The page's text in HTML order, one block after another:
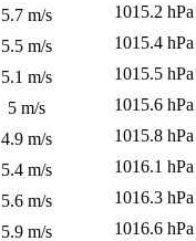
5.7 m/s
1015.2 hPa
5.5 m/s
1015.4 hPa
5.1 m/s
1015.5 hPa
5 m/s
1015.6 hPa
4.9 m/s
1015.8 hPa
5.4 m/s
1016.1 hPa
5.6 m/s
1016.3 hPa
5.9 m/s 1016.6 hPa